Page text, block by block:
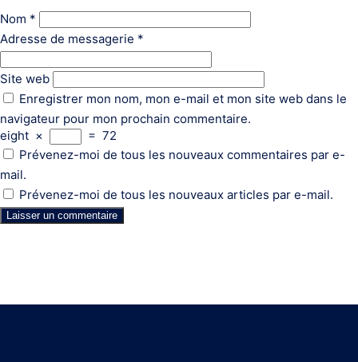
Nom *
Adresse de messagerie *
Site web
Enregistrer mon nom, mon e-mail et mon site web dans le
navigateur pour mon prochain commentaire.
eight × = 72
Prévenez-moi de tous les nouveaux commentaires par e-
mail.
Prévenez-moi de tous les nouveaux articles par e-mail.